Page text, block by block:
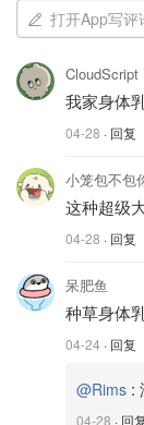
打开App写评
CloudScript
我家身体
04-28 · 回复
小笼包不包
这种超级
04-28 · 回复
呆肥鱼
种草身体
04-24 · 回复
@Rims :
04-28 · 回